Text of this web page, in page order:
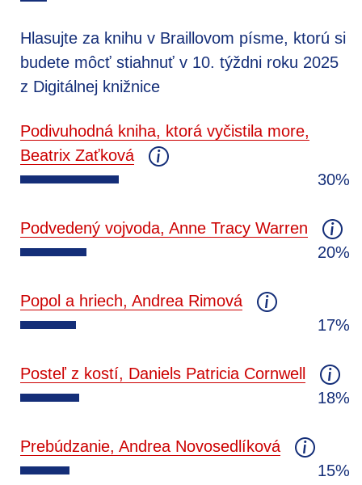
Hlasujte za knihu v Braillovom písme, ktorú si
budete môcť stiahnuť v 10. týždni roku 2025
z Digitálnej knižnice
Podivuhodná kniha, ktorá vyčistila more,
Beatrix Zaťková
30%
Podvedený vojvoda, Anne Tracy Warren
20%
Popol a hriech, Andrea Rimová
17%
Posteľ z kostí, Daniels Patricia Cornwell
18%
Prebúdzanie, Andrea Novosedlíková
15%